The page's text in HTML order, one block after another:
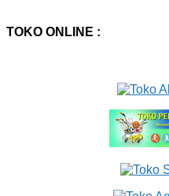
TOKO ONLINE :